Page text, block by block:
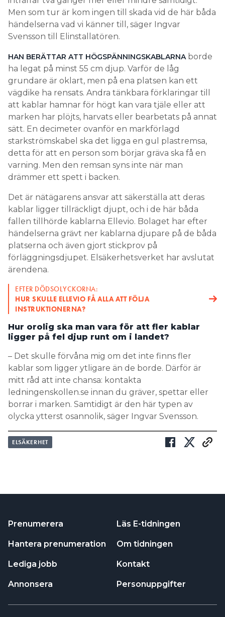
Men som tur är kom ingen till skada vid de här båda
händelserna vad vi känner till, säger Ingvar
Svensson till Elinstallatören.
HAN BERÄTTAR ATT HÖGSPÄNNINGSKABLARNAborde
ha legat på minst 55 cm djup. Varför de låg
grundare är oklart, men på ena platsen kan ett
vägdike ha rensats. Andra tänkbara förklaringar till
att kablar hamnar för högt kan vara tjäle eller att
marken har plöjts, harvats eller bearbetats på annat
sätt. En decimeter ovanför en markförlagd
starkströmskabel ska det ligga en gul plastremsa,
detta för att en person som börjar gräva ska få en
varning. Men den remsan syns inte när man
drämmer ett spett i backen.
Det är nätägarens ansvar att säkerställa att deras
kablar ligger tillräckligt djupt, och i de här båda
fallen tillhörde kablarna Ellevio. Bolaget har efter
händelserna grävt ner kablarna djupare på de båda
platserna och även gjort stickprov på
förläggningsdjupet. Elsäkerhetsverket har avslutat
ärendena.
EFTER DÖDSOLYCKORNA:
HUR SKULLE ELLEVIO FÅ ALLA ATT FÖLJA
INSTRUKTIONERNA?
Hur orolig ska man vara för att fler kablar
ligger på fel djup runt om i landet?
– Det skulle förvåna mig om det inte finns fler
kablar som ligger ytligare än de borde. Därför är
mitt råd att inte chansa: kontakta
ledningenskollen.se innan du gräver, spettar eller
borrar i marken. Samtidigt är den här typen av
olycka ytterst osannolik, säger Ingvar Svensson.
ELSÄKERHET
Prenumerera
Hantera prenumeration
Lediga jobb
Annonsera
Läs E-tidningen
Om tidningen
Kontakt
Personuppgifter